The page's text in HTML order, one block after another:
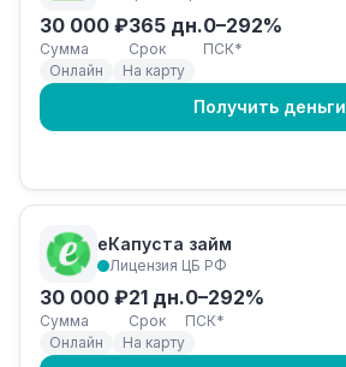
30 000 ₽
Сумма
365 дн.
Срок
0–292%
ПСК*
Онлайн
На карту
Получить деньги
еКапуста займ
Лицензия ЦБ РФ
30 000 ₽
Сумма
21 дн.
Срок
0–292%
ПСК*
Онлайн
На карту